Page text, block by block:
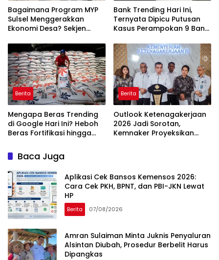
Bagaimana Program MYP
Sulsel Menggerakkan
Ekonomi Desa? Sekjen
Infrastruktur
Bank Trending Hari Ini,
Ternyata Dipicu Putusan
Kasus Perampokan 9 Bank
State
Berita
Mengapa Beras Trending
di Google Hari Ini? Heboh
Beras Fortifikasi hingga
Berita
Outlook Ketenagakerjaan
2026 Jadi Sorotan,
Kemnaker Proyeksikan
Baca Juga
Aplikasi Cek Bansos Kemensos 2026:
Cara Cek PKH, BPNT, dan PBI-JKN Lewat
HP
Berita 07/08/2026
Amran Sulaiman Minta Juknis Penyaluran
Alsintan Diubah, Prosedur Berbelit Harus
Dipangkas